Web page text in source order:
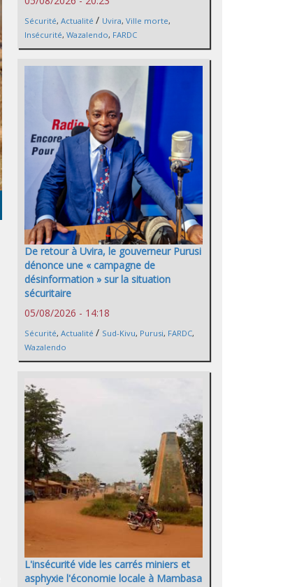
Sécurité, Actualité / Uvira, Ville morte,
Insécurité, Wazalendo, FARDC
De retour à Uvira, le gouverneur Purusi
dénonce une « campagne de
désinformation » sur la situation
sécuritaire
05/08/2026 - 14:18
Sécurité, Actualité / Sud-Kivu, Purusi, FARDC,
Wazalendo
L'insécurité vide les carrés miniers et
asphyxie l'économie locale à Mambasa